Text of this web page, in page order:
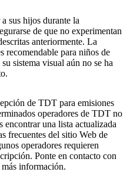
sus hijos durante la
de que no experimentan
anteriormente. La
recomendable para niños de
sistema visual aún no se ha
de TDT para emisiones
operadores de TDT no
encontrar una lista actualizada
frecuentes del sitio Web de
operadores requieren
Ponte en contacto con
información.